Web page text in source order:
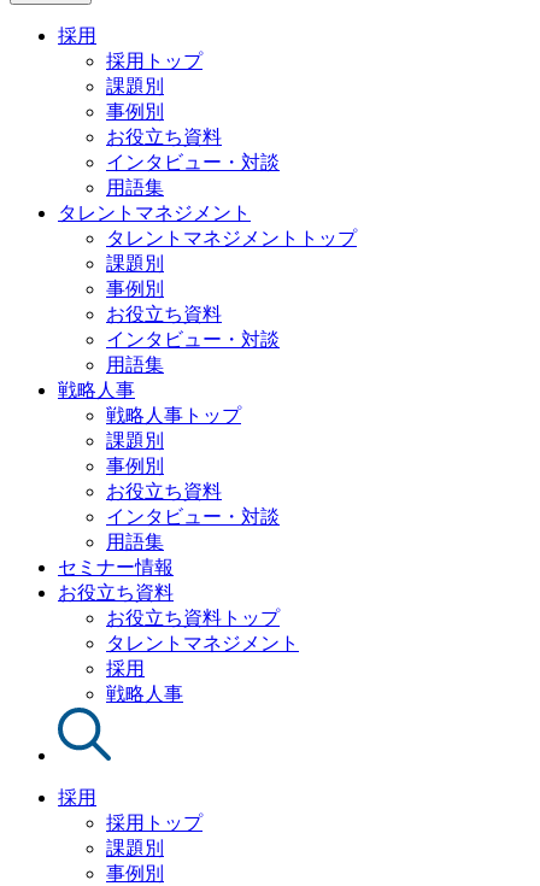
採用
採用トップ
課題別
事例別
お役立ち資料
インタビュー・対談
用語集
タレントマネジメント
タレントマネジメントトップ
課題別
事例別
お役立ち資料
インタビュー・対談
用語集
戦略人事
戦略人事トップ
課題別
事例別
お役立ち資料
インタビュー・対談
用語集
セミナー情報
お役立ち資料
お役立ち資料トップ
タレントマネジメント
採用
戦略人事
採用
採用トップ
課題別
事例別